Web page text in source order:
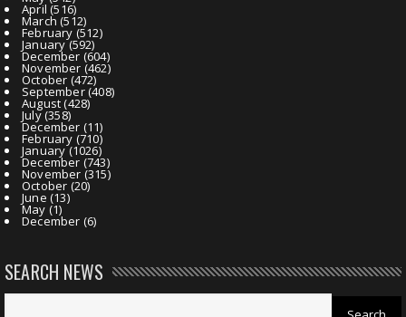
April (516)
March (512)
February (512)
January(592)
December (604)
November (462)
October (472)
September(408)
August(428)
July(358)
December (11)
February (710)
January(1026)
December (743)
November (315)
October (20)
June (13)
May (1)
December (6)
SEARCH NEWS